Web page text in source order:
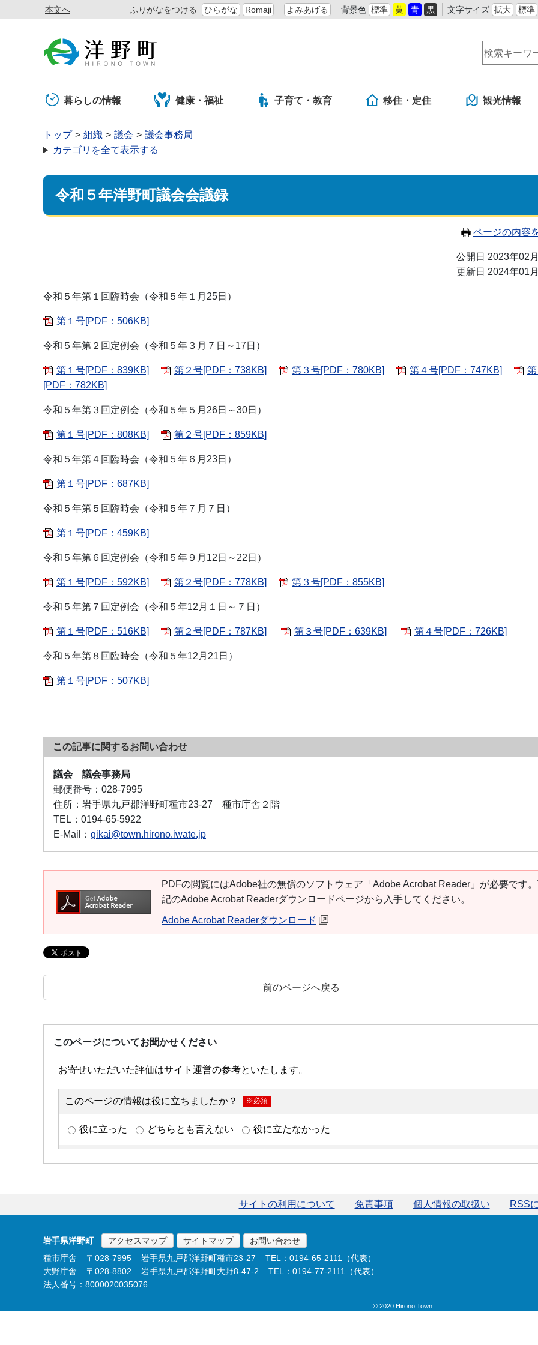
本文へ ふりがなをつける ひらがな Romaji よみあげる 背景色 標準 黄 青 黒 文字サイズ 拡大 標準
暮らしの情報 健康・福祉 子育て・教育 移住・定住 観光情報
トップ 組織 議会
議会事務局
カテゴリを全て表示する
令和５年洋野町議会会議録
ページの内容
公開日 2023年02
更新日 2024年01
令和５年第１回臨時会（令和５年１月25日）
第１号[PDF：506KB]
令和５年第２回定例会（令和５年３月７日～17日）
第１号[PDF：839KB] 第２号[PDF：738KB] 第３号[PDF：780KB] 第４号[PDF：747KB]
[PDF：782KB]
令和５年第３回定例会（令和５年５月26日～30日）
第１号[PDF：808KB] 第２号[PDF：859KB]
令和５年第４回臨時会（令和５年６月23日）
第１号[PDF：687KB]
令和５年第５回臨時会（令和５年７月７日）
第１号[PDF：459KB]
令和５年第６回定例会（令和５年９月12日～22日）
第１号[PDF：592KB] 第２号[PDF：778KB] 第３号[PDF：855KB]
令和５年第７回定例会（令和５年12月１日～７日）
第１号[PDF：516KB] 第２号[PDF：787KB] 第３号[PDF：639KB] 第４号[PDF：726KB]
令和５年第８回臨時会（令和５年12月21日）
第１号[PDF：507KB]
この記事に関するお問い合わせ
議会 議会事務局
郵便番号： 028-7995
住所： 岩手県九戸郡洋野町種市23-27 種市庁舎２階
TEL： 0194-65-5922
E-Mail： gikai@town.hirono.iwate.jp
PDFの閲覧にはAdobe社の無償のソフトウェア「Adobe Acrobat Reader」が必要です
記のAdobe Acrobat Readerダウンロードページから入手してください。
Adobe Acrobat Readerダウンロード
前のページへ戻る
このページについてお聞かせください
サイトの利用について 免責事項 個人情報の取扱い RSS
岩手県洋野町 アクセスマップ サイトマップ
お問い合わせ
種市庁舎
〒028-7995 岩手県九戸郡洋野町種市23-27
TEL：0194-65-2111（代表）
大野庁舎
〒028-8802 岩手県九戸郡洋野町大野8-47-2
TEL：0194-77-2111（代表）
法人番号：8000020035076
© 2020 Hirono Town.